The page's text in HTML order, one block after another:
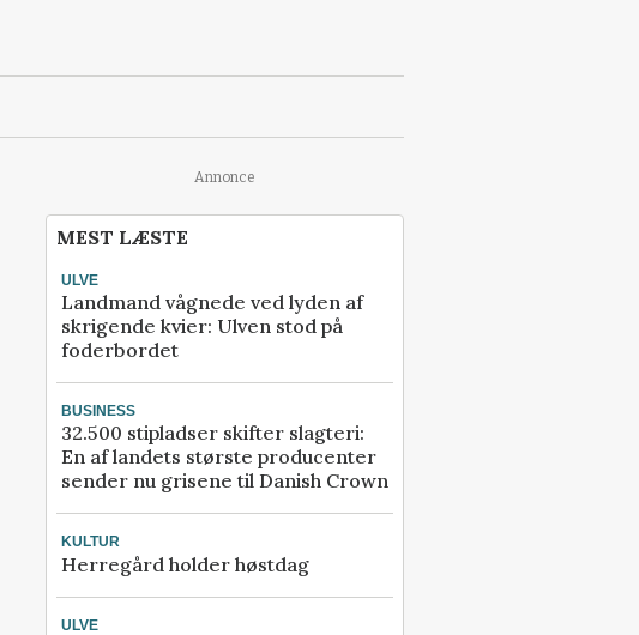
Annonce
MEST LÆSTE
ULVE
Landmand vågnede ved lyden af
skrigende kvier: Ulven stod på
foderbordet
BUSINESS
32.500 stipladser skifter slagteri:
En af landets største producenter
sender nu grisene til Danish Crown
KULTUR
Herregård holder høstdag
ULVE